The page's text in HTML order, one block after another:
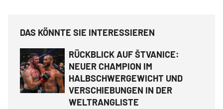
DAS KÖNNTE SIE INTERESSIEREN
RÜCKBLICK AUF ŠTVANICE:
NEUER CHAMPION IM
HALBSCHWERGEWICHT UND
VERSCHIEBUNGEN IN DER
WELTRANGLISTE